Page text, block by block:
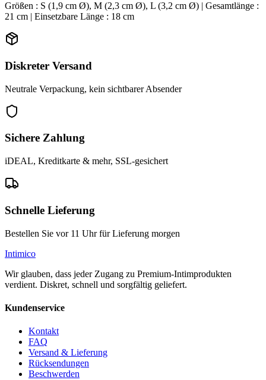
Größen : S (1,9 cm Ø), M (2,3 cm Ø), L (3,2 cm Ø) | Gesamtlänge :
21 cm | Einsetzbare Länge : 18 cm
Diskreter Versand
Neutrale Verpackung, kein sichtbarer Absender
Sichere Zahlung
iDEAL, Kreditkarte & mehr, SSL-gesichert
Schnelle Lieferung
Bestellen Sie vor 11 Uhr für Lieferung morgen
Intimico
Wir glauben, dass jeder Zugang zu Premium-Intimprodukten
verdient. Diskret, schnell und sorgfältig geliefert.
Kundenservice
Kontakt
FAQ
Versand & Lieferung
Rücksendungen
Beschwerden